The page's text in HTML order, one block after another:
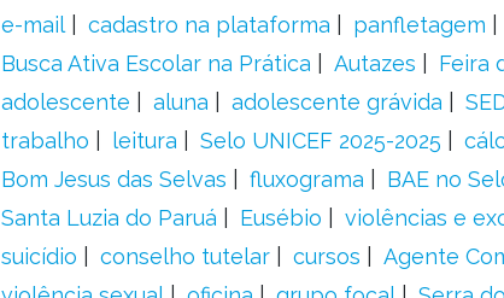
e-mail
cadastro na plataforma panfletagem
Busca Ativa Escolar na Prática
Autazes Feira
adolescente
aluna adolescente grávida
trabalho
leitura Selo UNICEF 2025-2025
Bom Jesus das Selvas
fluxograma BAE no
Santa Luzia do Paruá
Eusébio violências e
suicídio
conselho tutelar cursos Agente